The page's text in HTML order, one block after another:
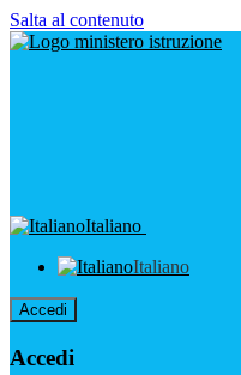
Salta al contenuto
Italiano
Italiano
Accedi
Accedi